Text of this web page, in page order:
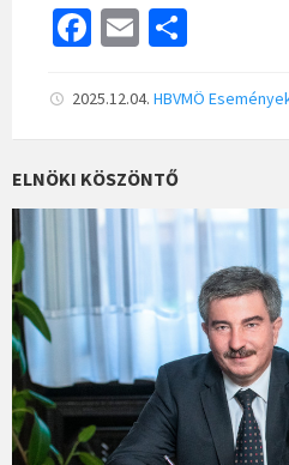
Fa
b
o
o
k
E
ai
l
ar
e
2025.12.04. HBVMÖ
ELNÖKI KÖSZÖNTŐ